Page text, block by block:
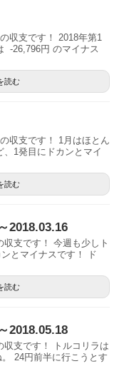
収支です！ 2018年第1
-26,796円 のマイナス
読む
収支です！ 1月はほとん
、1発目にドカンとマイ
読む
2018.03.16
支です！ 今週も少しト
とマイナスです！ ド
読む
2018.05.18
収支です！ トルコリラは
24円前半に行こうとす